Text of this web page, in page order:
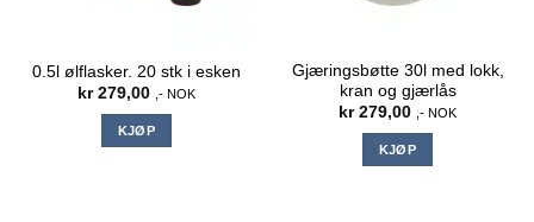
0.5l ølflasker. 20 stk i esken
kr279,00 ,- NOK
KJØP
Gjæringsbøtte 30l med lokk,
kran og gjærlås
kr279,00 ,- NOK
KJØP